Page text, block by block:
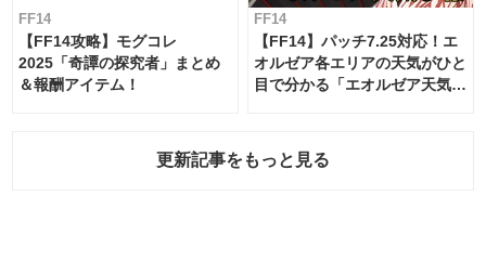
FF14
【FF14攻略】モグコレ
2025「奇譚の探究者」まとめ
＆報酬アイテム！
FF14
【FF14】パッチ7.25対応！エ
オルゼア各エリアの天気がひと
目で分かる「エオルゼア天気予
更新記事をもっと見る